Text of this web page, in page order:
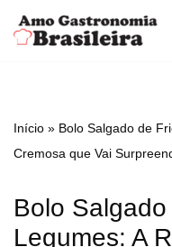
Pular
conteúdo
Início » Bolo Salgado de
Cremosa que Vai
Bolo
Legumes: A